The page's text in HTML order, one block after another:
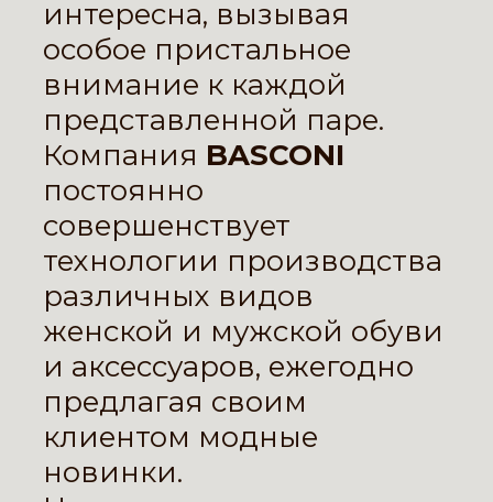
интересна, вызывая
особое пристальное
внимание к каждой
представленной паре.
Компания BASCONI
постоянно
совершенствует
технологии производства
различных видов
женской и мужской обуви
и аксессуаров, ежегодно
предлагая своим
клиентом модные
новинки.